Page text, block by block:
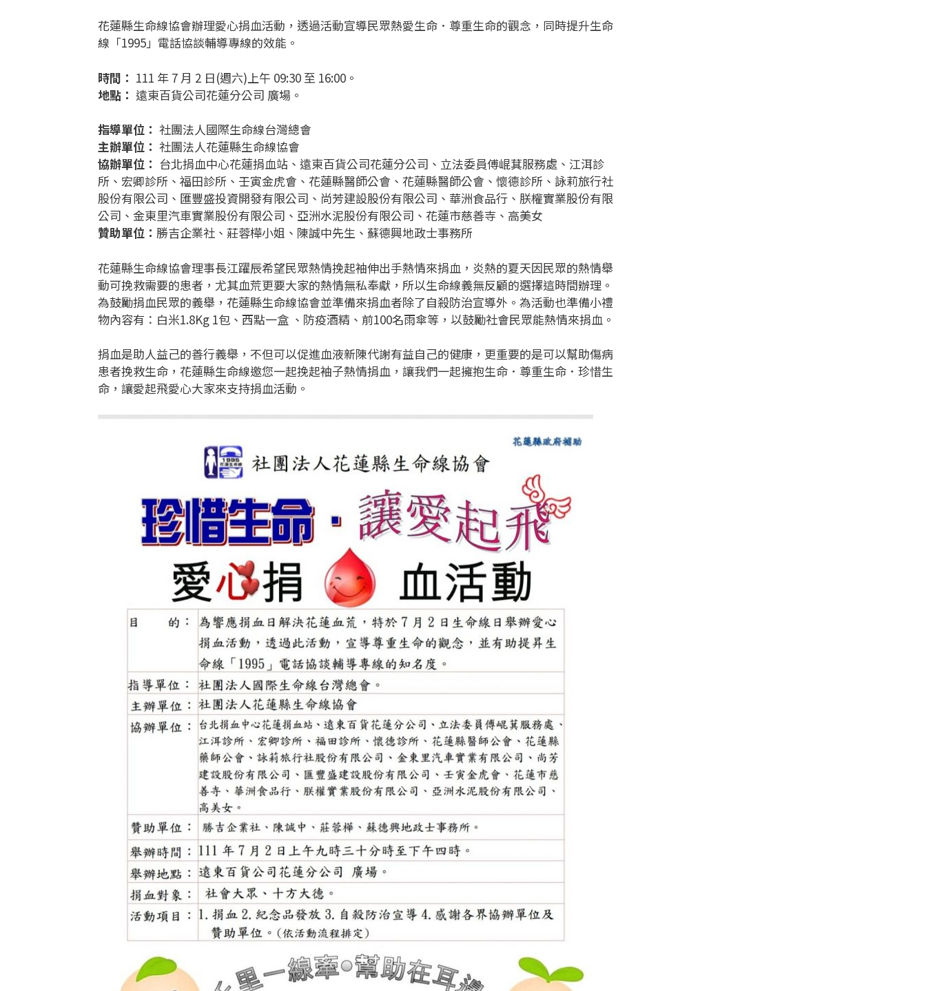
花蓮縣生命線協會辦理愛心捐血活動，透過活動宣導民眾熱愛生命．尊重生命的觀念，同時提升生命
線「1995」電話協談輔導專線的效能。
時間： 111 年 7 月 2 日(週六)上午 09:30 至 16:00。
地點： 遠東百貨公司花蓮分公司 廣場。
指導單位： 社團法人國際生命線台灣總會
主辦單位： 社團法人花蓮縣生命線協會
協辦單位： 台北捐血中心花蓮捐血站、遠東百貨公司花蓮分公司、立法委員傅崐萁服務處、江洱診
所、宏卿診所、福田診所、壬寅金虎會、花蓮縣醫師公會、花蓮縣醫師公會、懷德診所、詠莉旅行社
股份有限公司、匯豐盛投資開發有限公司、尚芳建設股份有限公司、華洲食品行、朕權實業股份有限
公司、金東里汽車實業股份有限公司、亞洲水泥股份有限公司、花蓮市慈善寺、高美女
贊助單位： 勝吉企業社、莊蓉樺小姐、陳誠中先生、蘇德興地政士事務所
花蓮縣生命線協會理事長江躍辰希望民眾熱情挽起袖伸出手熱情來捐血，炎熱的夏天因民眾的熱情舉
動可挽救需要的患者，尤其血荒更要大家的熱情無私奉獻，所以生命線義無反顧的選擇這時間辦理。
為鼓勵捐血民眾的義舉，花蓮縣生命線協會並準備來捐血者除了自殺防治宣導外。為活動也準備小禮
物內容有：白米1.8Kg 1包、西點一盒 、防疫酒精、前100名雨傘等，以鼓勵社會民眾能熱情來捐血。
捐血是助人益己的善行義舉，不但可以促進血液新陳代謝有益自己的健康，更重要的是可以幫助傷病
患者挽救生命，花蓮縣生命線邀您一起挽起袖子熱情捐血，讓我們一起擁抱生命．尊重生命．珍惜生
命，讓愛起飛愛心大家來支持捐血活動。